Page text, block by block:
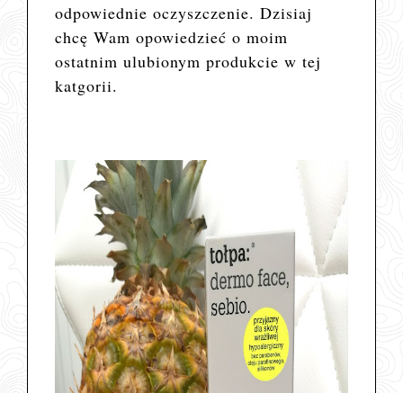
odpowiednie oczyszczenie. Dzisiaj
chcę Wam opowiedzieć o moim
ostatnim ulubionym produkcie w tej
katgorii.